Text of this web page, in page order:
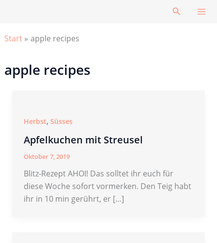
Suchen
Start apple recipes
apple recipes
Herbst, Süsses
Apfelkuchen mit Streusel
Oktober 7, 2019
Blitz-Rezept AHOI! Das solltet ihr euch für
diese Woche sofort vormerken. Den Teig habt
ihr in 10 min gerührt, er […]